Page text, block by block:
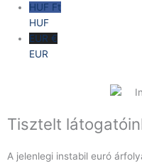
HUF Ft
HUF
EUR €
EUR
Tisztelt
A jelenlegi instabil euró